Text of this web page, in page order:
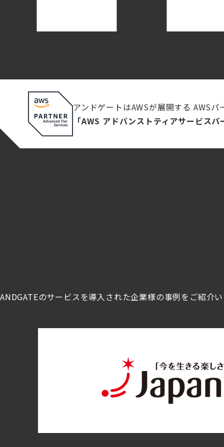
アンドゲートはAWSが展開する AWS
「AWS アドバンストティアサービス
ANDGATEのサービスを導入された企業様の事例をご紹介